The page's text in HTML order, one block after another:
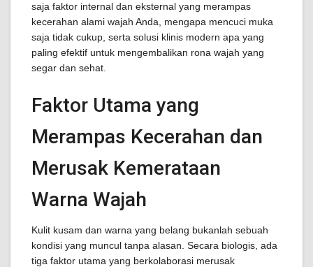
saja faktor internal dan eksternal yang merampas
kecerahan alami wajah Anda, mengapa mencuci muka
saja tidak cukup, serta solusi klinis modern apa yang
paling efektif untuk mengembalikan rona wajah yang
segar dan sehat.
Faktor Utama yang
Merampas Kecerahan dan
Merusak Kemerataan
Warna Wajah
Kulit kusam dan warna yang belang bukanlah sebuah
kondisi yang muncul tanpa alasan. Secara biologis, ada
tiga faktor utama yang berkolaborasi merusak